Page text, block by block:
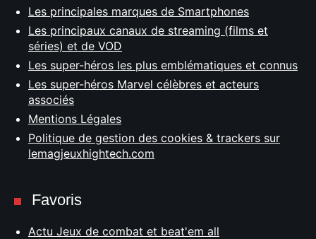
Les principales marques de Smartphones
Les principaux canaux de streaming (films et
séries) et de VOD
Les super-héros les plus emblématiques et connus
Les super-héros Marvel célèbres et acteurs
associés
Mentions Légales
Politique de gestion des cookies & trackers sur
lemagjeuxhightech.com
Favoris
Actu Jeux de combat et beat'em all